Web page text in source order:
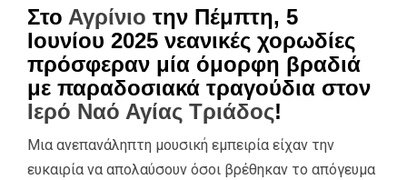
Στο Αγρίνιο την Πέμπτη, 5
Ιουνίου 2025 νεανικές χορωδίες
πρόσφεραν μία όμορφη βραδιά
με παραδοσιακά τραγούδια στον
Ιερό Ναό Αγίας Τριάδος!
Μια ανεπανάληπτη μουσική εμπειρία είχαν την
ευκαιρία να απολαύσουν όσοι βρέθηκαν το απόγευμα